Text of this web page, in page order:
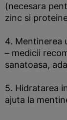
(necesara
zinc si
4. Mentinerea
– medicii
sanatoasa,
5. Hidratarea
ajuta la